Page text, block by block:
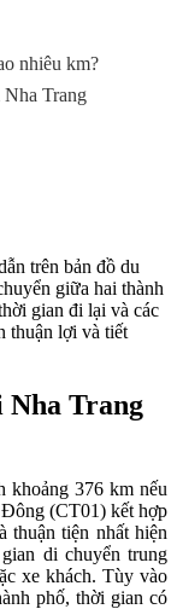
nhiêu km?
Trang
trên bản đồ du
giữa hai thành
gian đi lại và các
thuận lợi và tiết
Nha Trang
khoảng 376 km nếu
(CT01) kết hợp
tiện nhất hiện
di chuyển trung
xe khách. Tùy vào
phố, thời gian có